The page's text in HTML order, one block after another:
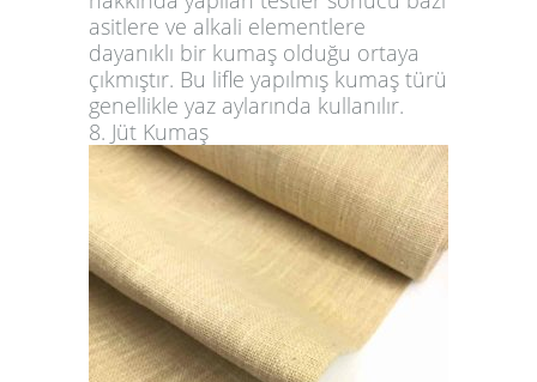
asitlere ve alkali elementlere
dayanıklı bir kumaş olduğu ortaya
çıkmıştır. Bu lifle yapılmış kumaş türü
genellikle yaz aylarında kullanılır.
8. Jüt Kumaş